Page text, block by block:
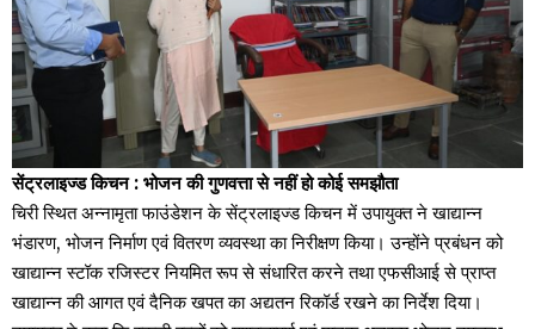
सेंट्रलाइज्ड किचन : भोजन की गुणवत्ता से नहीं हो कोई समझौता
चिरी स्थित अन्नामृता फाउंडेशन के सेंट्रलाइज्ड किचन में उपायुक्त ने खाद्यान्न
भंडारण, भोजन निर्माण एवं वितरण व्यवस्था का निरीक्षण किया। उन्होंने प्रबंधन को
खाद्यान्न स्टॉक रजिस्टर नियमित रूप से संधारित करने तथा एफसीआई से प्राप्त
खाद्यान्न की आगत एवं दैनिक खपत का अद्यतन रिकॉर्ड रखने का निर्देश दिया।